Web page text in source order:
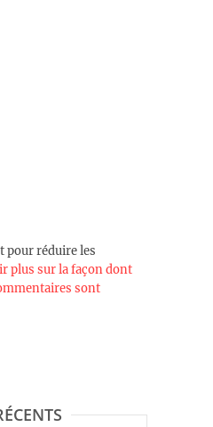
pour réduire les
plus sur la façon dont
sont